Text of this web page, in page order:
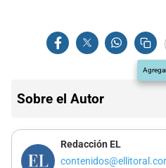
Sobre el Autor
Redacción EL